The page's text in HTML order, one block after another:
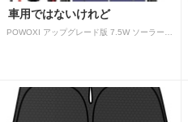
車用ではないけれど
POWOXI アップグレード版 7.5W ソーラーバッテリートリクルチャージャーメンテナー 12V ポータブル防水ソーラーパネル トリクル充電キット 車、自動車、オートバイ、ボート、マリン、RV、トレーラー、スノーモービルなど用